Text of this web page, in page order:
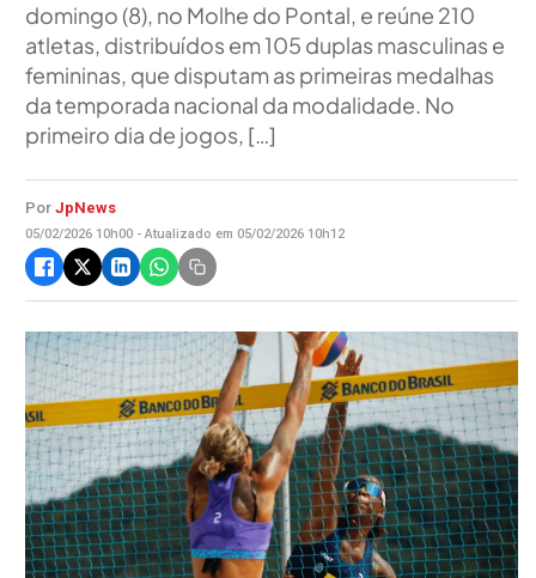
domingo (8), no Molhe do Pontal, e reúne 210
atletas, distribuídos em 105 duplas masculinas e
femininas, que disputam as primeiras medalhas
da temporada nacional da modalidade. No
primeiro dia de jogos, […]
Por JpNews
05/02/2026 10h00 - Atualizado em 05/02/2026 10h12